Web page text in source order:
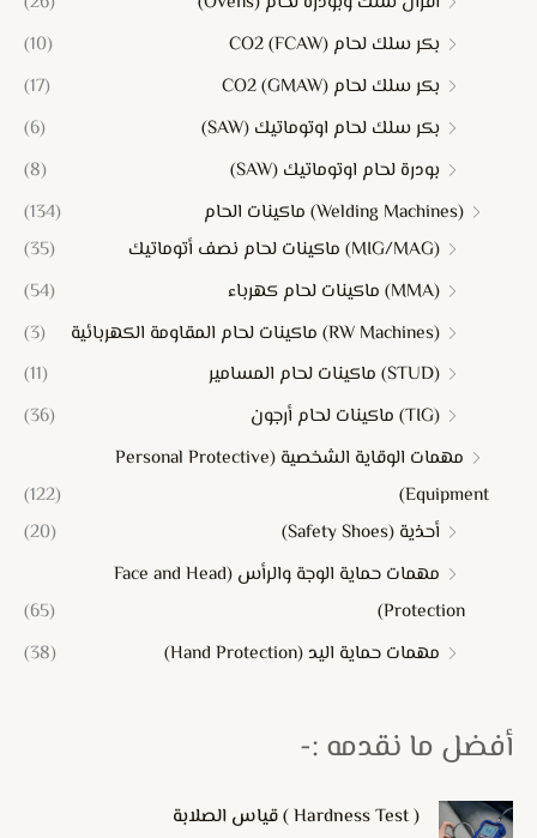
بكر سلك لحام CO2 (FCAW)
(10)
بكر سلك لحام CO2 (GMAW)
(17)
بكر سلك لحام اوتوماتيك (SAW)
(6)
بودرة لحام اوتوماتيك (SAW)
(8)
(Welding Machines) ماكينات الحام
(134)
(MIG/MAG) ماكينات لحام نصف أتوماتيك
(35)
(MMA) ماكينات لحام كهرباء
(54)
(RW Machines) ماكينات لحام المقاومة الكهربائية
(3)
(STUD) ماكينات لحام المسامير
(11)
(TIG) ماكينات لحام أرجون
(36)
مهمات الوقاية الشخصية (Personal Protective
Equipment)
(122)
أحذية (Safety Shoes)
(20)
مهمات حماية الوجة والرأس (Face and Head
Protection)
(65)
مهمات حماية اليد (Hand Protection)
(38)
أفضل ما نقدمه :-
( Hardness Test ) قياس الصلابة